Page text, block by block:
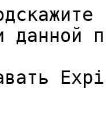
данной